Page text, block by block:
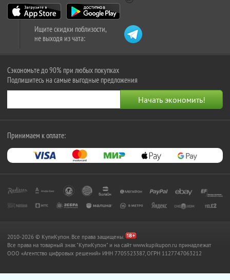
Ищите скидки поблизости,
не выходя из чата:
Сэкономьте до 90% при любых покупках
Подпишитесь на самые выгодные предложения
Принимаем к оплате:
2010-2026 © КупиКупон. Все права защищены.
Все права на товарный знак "КупиКупон" и на сайт www.kupikupon.ru принадлежат
OOO «Агентство цифровых решений» ИНН 7705523387, ОГРН 1127747063212